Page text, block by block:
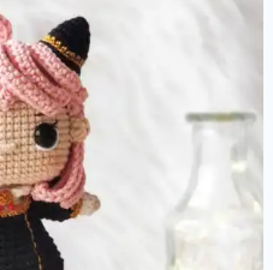
Family)
-
Detailed
Amigurumi
Pattern